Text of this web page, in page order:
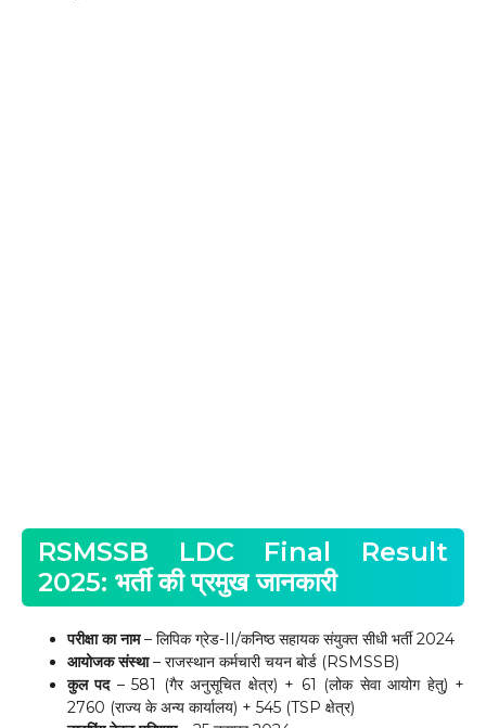
RSMSSB LDC Final Result
2025: भर्ती की प्रमुख जानकारी
परीक्षा का नाम– लिपिक ग्रेड-II/कनिष्ठ सहायक संयुक्त सीधी भर्ती 2024
आयोजक संस्था– राजस्थान कर्मचारी चयन बोर्ड (RSMSSB)
कुल पद– 581 (गैर अनुसूचित क्षेत्र) + 61 (लोक सेवा आयोग हेतु) +
2760 (राज्य के अन्य कार्यालय) + 545 (TSP क्षेत्र)